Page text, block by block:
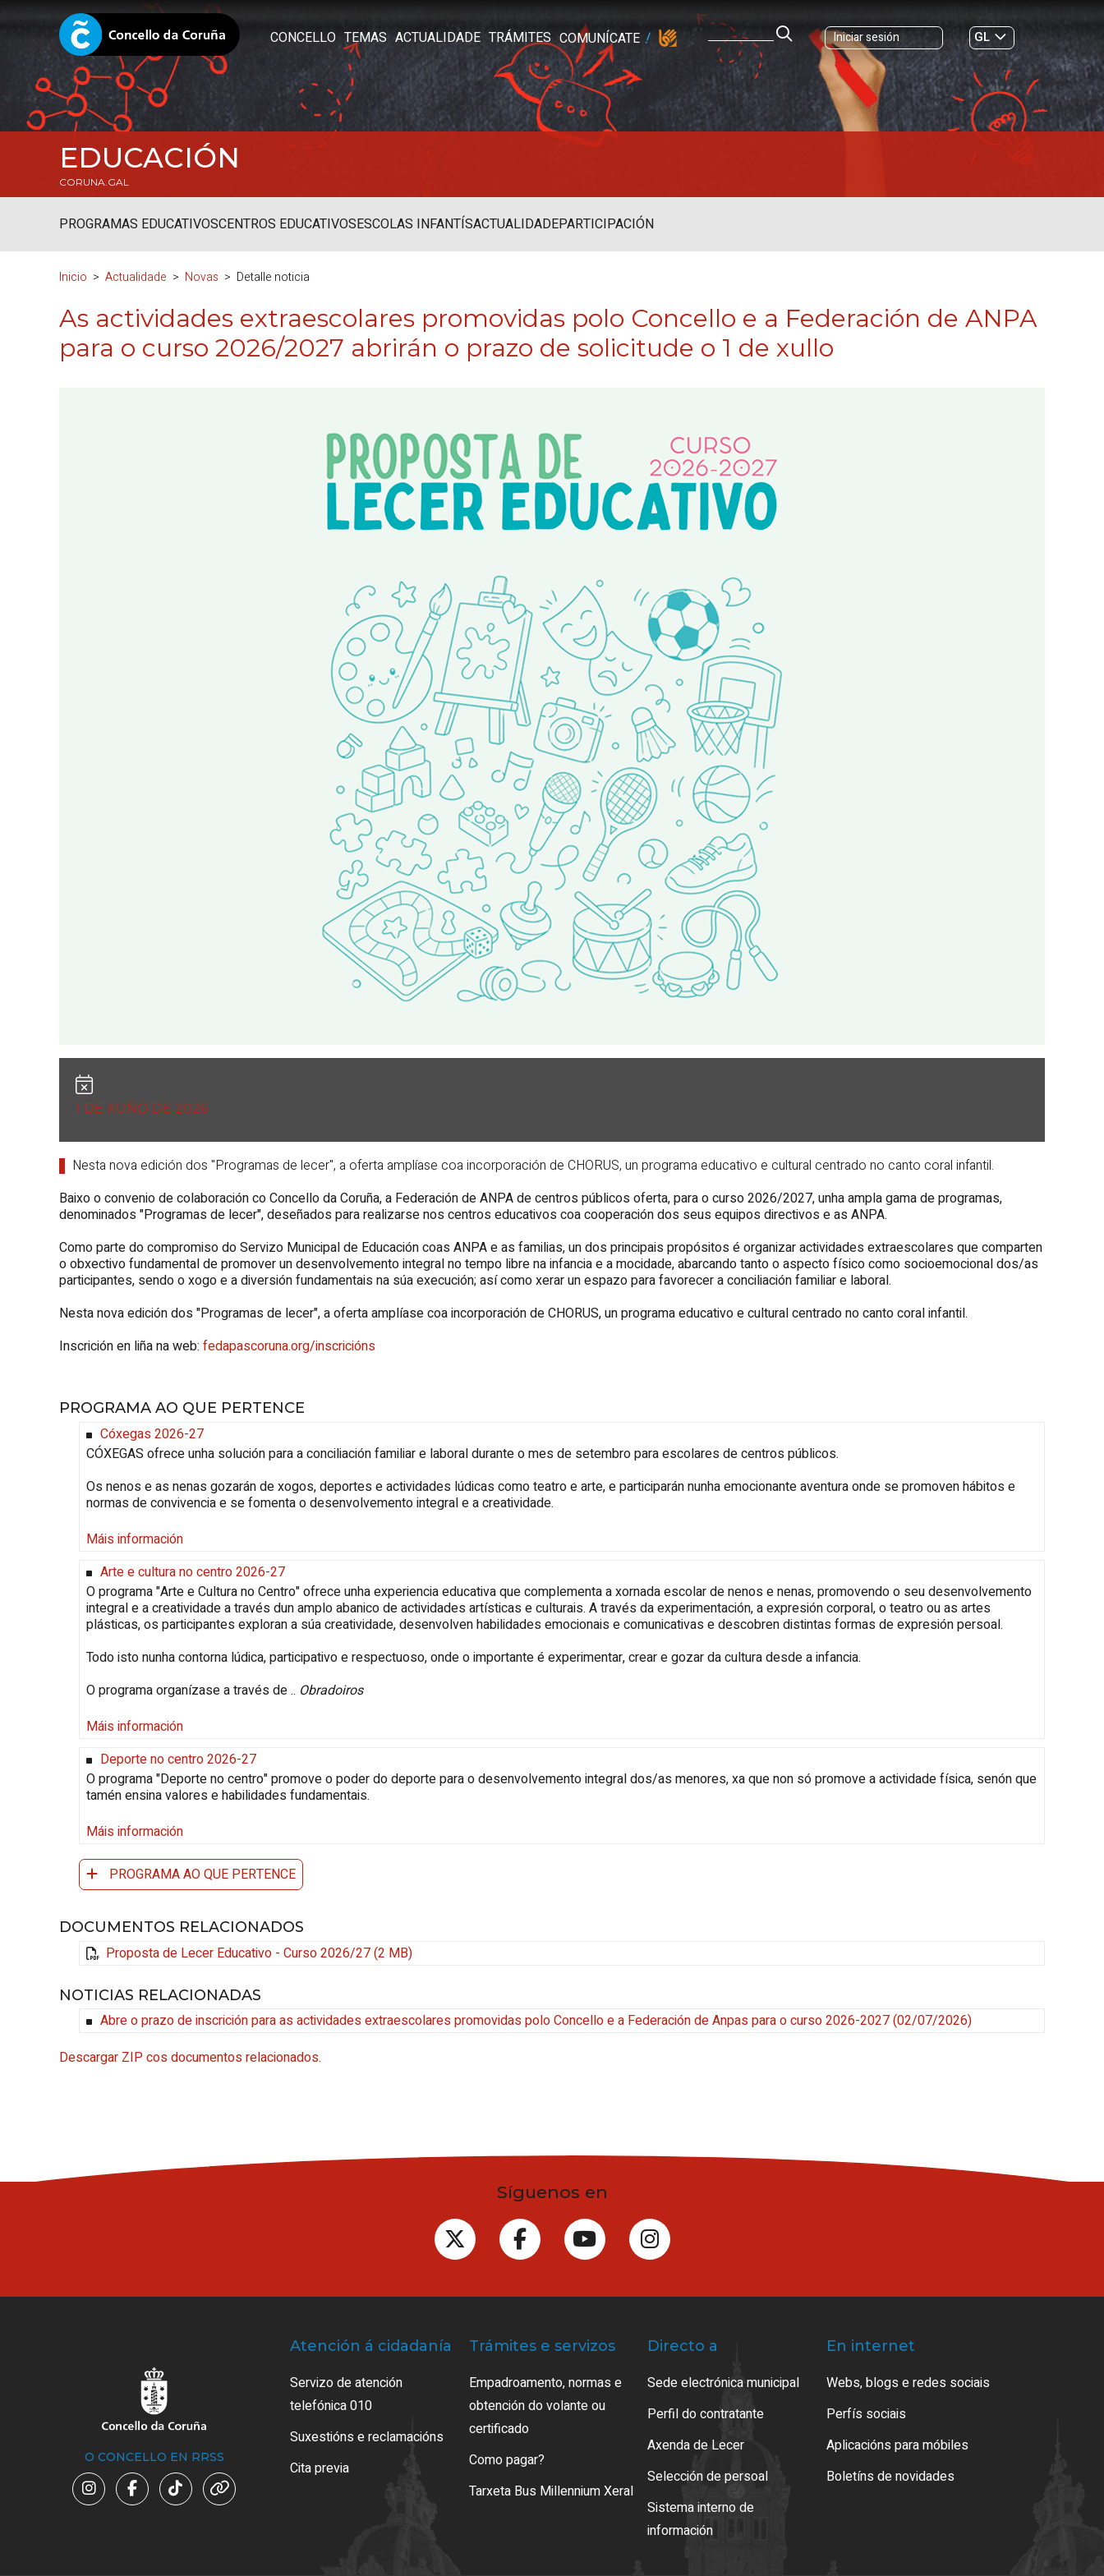
CONCELLO TEMAS ACTUALIDADE TRÁMITES COMUNÍCATE Iniciar sesión
GL
ES|
EDUCACIÓN
CORUNA.GAL
PROGRAMAS EDUCATIVOSCENTROS EDUCATIVOSESCOLAS INFANTÍSACTUALIDADEPARTICIPACIÓN
Inicio Actualidade Novas Detalle noticia
As actividades extraescolares promovidas polo Concello e a Federación de ANPA
para o curso 2026/2027 abrirán o prazo de solicitude o 1 de xullo
1 DE XUÑO DE 2026
Nesta nova edición dos "Programas de lecer", a oferta amplíase coa incorporación de CHORUS, un programa educativo e cultural centrado no canto coral infantil.
Baixo o convenio de colaboración co Concello da Coruña, a Federación de ANPA de centros públicos oferta, para o curso 2026/2027, unha ampla gama de programas,
denominados "Programas de lecer", deseñados para realizarse nos centros educativos coa cooperación dos seus equipos directivos e as ANPA.
Como parte do compromiso do Servizo Municipal de Educación coas ANPA e as familias, un dos principais propósitos é organizar actividades extraescolares que comparten
o obxectivo fundamental de promover un desenvolvemento integral no tempo libre na infancia e a mocidade, abarcando tanto o aspecto físico como socioemocional dos/as
participantes, sendo o xogo e a diversión fundamentais na súa execución; así como xerar un espazo para favorecer a conciliación familiar e laboral.
Nesta nova edición dos "Programas de lecer", a oferta amplíase coa incorporación de CHORUS, un programa educativo e cultural centrado no canto coral infantil.
Inscrición en liña na web: fedapascoruna.org/inscricións
PROGRAMA AO QUE PERTENCE
Cóxegas 2026-27
CÓXEGAS ofrece unha solución para a conciliación familiar e laboral durante o mes de setembro para escolares de centros públicos.
Os nenos e as nenas gozarán de xogos, deportes e actividades lúdicas como teatro e arte, e participarán nunha emocionante aventura onde se promoven hábitos e
normas de convivencia e se fomenta o desenvolvemento integral e a creatividade.
Máis información
Arte e cultura no centro 2026-27
O programa "Arte e Cultura no Centro" ofrece unha experiencia educativa que complementa a xornada escolar de nenos e nenas, promovendo o seu desenvolvemento
integral e a creatividade a través dun amplo abanico de actividades artísticas e culturais. A través da experimentación, a expresión corporal, o teatro ou as artes
plásticas, os participantes exploran a súa creatividade, desenvolven habilidades emocionais e comunicativas e descobren distintas formas de expresión persoal.
Todo isto nunha contorna lúdica, participativo e respectuoso, onde o importante é experimentar, crear e gozar da cultura desde a infancia.
O programa organízase a través de .. Obradoiros
Máis información
Deporte no centro 2026-27
O programa "Deporte no centro" promove o poder do deporte para o desenvolvemento integral dos/as menores, xa que non só promove a actividade física, senón que
tamén ensina valores e habilidades fundamentais.
Máis información
PROGRAMA AO QUE PERTENCE
DOCUMENTOS RELACIONADOS
Proposta de Lecer Educativo - Curso 2026/27 (2 MB)
NOTICIAS RELACIONADAS
Abre o prazo de inscrición para as actividades extraescolares promovidas polo Concello e a Federación de Anpas para o curso 2026-2027(02/07/2026)
Descargar ZIP cos documentos relacionados.
Síguenos en
O CONCELLO EN RRSS
Atención á cidadanía
Servizo de atención
telefónica 010
Suxestións e reclamacións
Cita previa
Trámites e servizos
Empadroamento, normas e
obtención do volante ou
certificado
Como pagar?
Tarxeta Bus Millennium Xeral
Directo a
Sede electrónica municipal
Perfil do contratante
Axenda de Lecer
Selección de persoal
Sistema interno de
información
En internet
Webs, blogs e redes sociais
Perfís sociais
Aplicacións para móbiles
Boletíns de novidades